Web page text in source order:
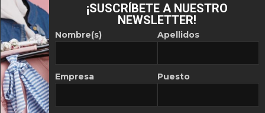
¡SUSCRÍBETE A NUESTRO
NEWSLETTER!
Nombre(s)
Empresa
Apellidos
Puesto